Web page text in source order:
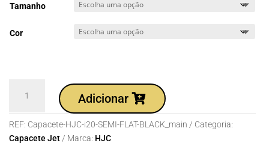
Tamanho
Cor
Capacete
HJC
i20
Adicionar
REF: Capacete-HJC-i20-SEMI-FLAT-BLACK_main
Categoria:
Capacete Jet
Marca: HJC